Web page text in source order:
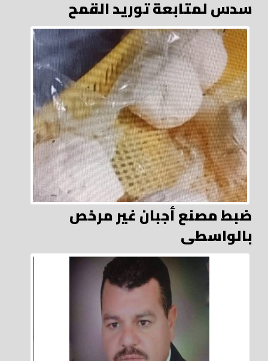
سدس لمتابعة توريد القمح
ضبط مصنع أجبان غير مرخص
بالواسطى